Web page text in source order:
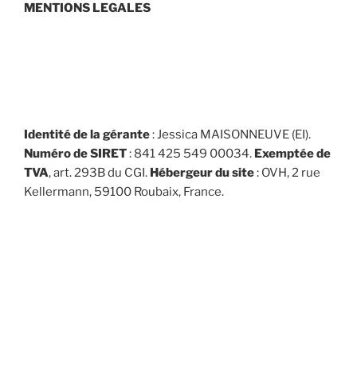
MENTIONS LEGALES
Identité de la gérante: Jessica MAISONNEUVE (EI).
Numéro de SIRET: 841 425 549 00034. Exemptée de
TVA, art. 293B du CGI. Hébergeur du site: OVH, 2 rue
Kellermann, 59100 Roubaix, France.